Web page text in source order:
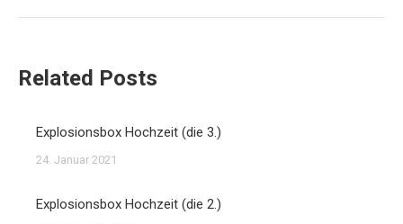
Related Posts
Explosionsbox Hochzeit (die 3.)
24. Januar 2021
Explosionsbox Hochzeit (die 2.)